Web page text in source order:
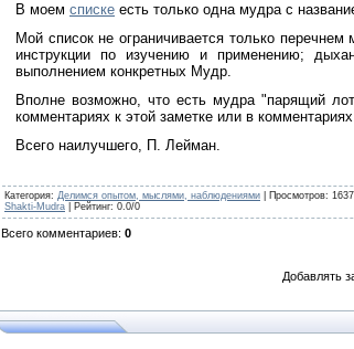
В моем списке есть только одна мудра с
Мой список не ограничивается только
инструкции по изучению и применению;
выполнением конкретных Мудр.
Вполне возможно, что есть мудра "парящий
комментариях к этой заметке или в
Всего наилучшего, П. Лейман.
Категория: Делимся опытом, мыслями, наблюдениями Просмотров: 1637
Shakti-Mudra
Рейтинг: 0.0/0
Всего комментариев: 0
Добавлять